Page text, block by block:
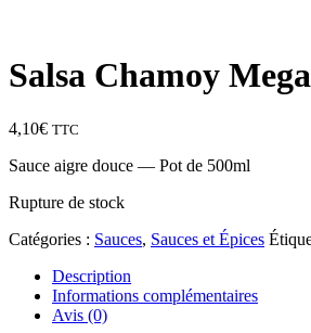
Salsa Chamoy Mega
4,10€ TTC
Sauce aigre douce — Pot de 500ml
Rupture de stock
Catégories : Sauces, Sauces et Épices
Description
Informations complémentaires
Avis (0)